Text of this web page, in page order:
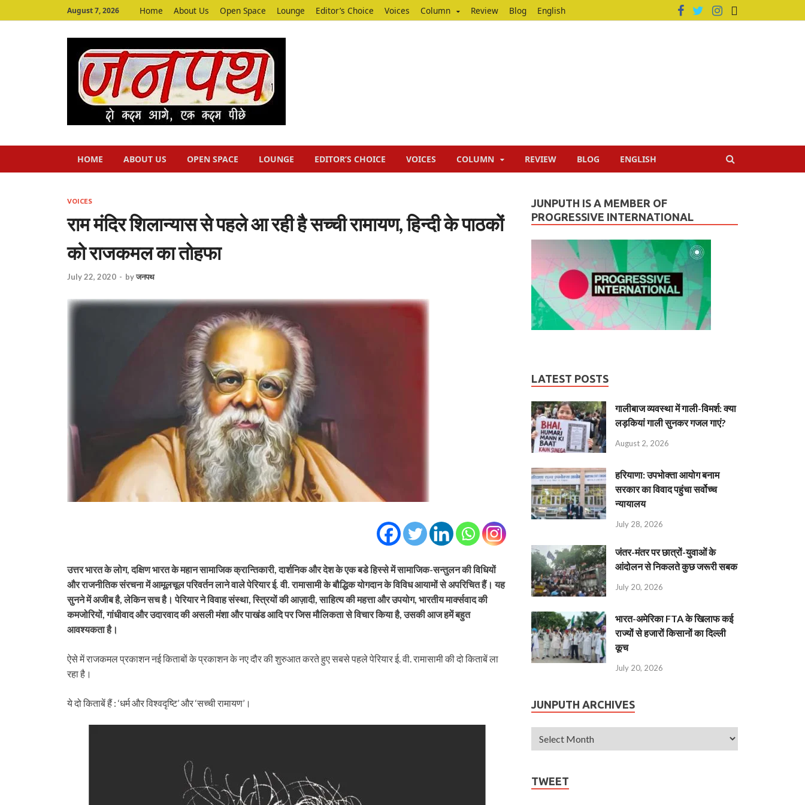
August 7, 2026 Home About Us Open Space Lounge Editor’s Choice Voices Column Review Blog English
HOME ABOUT US OPEN SPACE LOUNGE EDITOR’S CHOICE VOICES COLUMN REVIEW BLOG ENGLISH
VOICES
राम मंदिर शिलान्यास से पहले आ रही है सच्ची रामायण, हिन्दी के पाठकों
को राजकमल का तोहफा
July 22, 2020 - byजनपथ
उत्तर भारत के लोग, दक्षिण भारत के महान सामाजिक क्रान्तिकारी, दार्शनिक और देश के एक बडे हिस्से में सामाजिक-सन्तुलन की विधियों
और राजनीतिक संरचना में आमूलचूल परिवर्तन लाने वाले पेरियार ई. वी. रामासामी के बौद्धिक योगदान के विविध आयामों से अपरिचित हैं। यह
सुनने में अजीब है, लेकिन सच है। पेरियार ने विवाह संस्था, स्त्रियों की आज़ादी, साहित्य की महत्ता और उपयोग, भारतीय मार्क्सवाद की
कमजोरियों, गांधीवाद और उदारवाद की असली मंशा और पाखंड आदि पर जिस मौलिकता से विचार किया है, उसकी आज हमें बहुत
आवश्यकता है।
ऐसे में राजकमल प्रकाशन नई किताबों के प्रकाशन के नए दौर की शुरुआत करते हुए सबसे पहले पेरियार ई. वी. रामासामी की दो किताबें ला
रहा है।
ये दो किताबें हैं : ‘धर्म और विश्वदृष्टि’ और ‘सच्ची रामायण’।
JUNPUTH IS A MEMBER OF
PROGRESSIVE INTERNATIONAL
LATEST POSTS
गालीबाज व्‍यवस्‍था में गाली-विमर्श: क्या
लड़कियां गाली सुनकर गजल गाएं?
August 2, 2026
हरियाणा: उपभोक्ता आयोग बनाम
सरकार का विवाद पहुंचा सर्वोच्च
न्यायालय
July 28, 2026
जंतर-मंतर पर छात्रों-युवाओं के
आंदोलन से निकलते कुछ जरूरी सबक
July 20, 2026
भारत-अमेरिका FTA के खिलाफ कई
राज्यों से हजारों किसानों का दिल्ली
कूच
July 20, 2026
JUNPUTH ARCHIVES
TWEET